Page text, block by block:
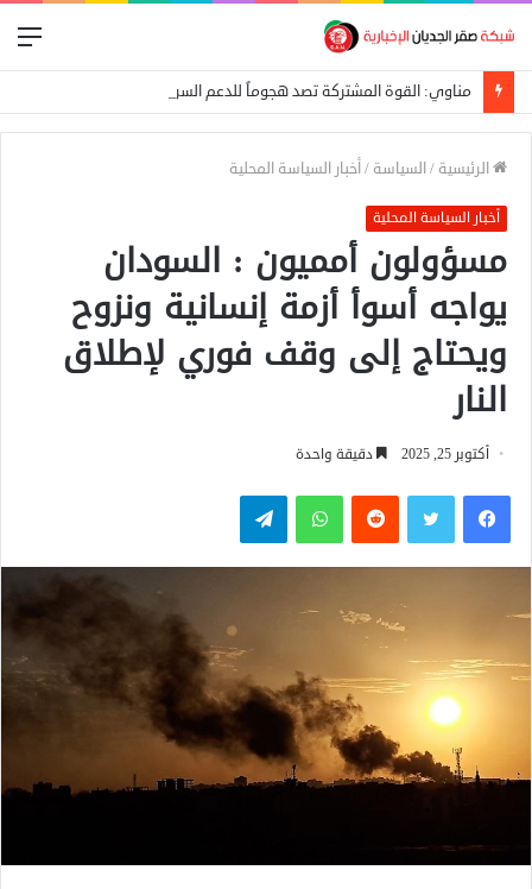
الرئيسية /السياسة /أخبار السياسة المحلية
أخبار السياسة المحلية
مسؤولون أمميون : السودان
يواجه أسوأ أزمة إنسانية ونزوح
ويحتاج إلى وقف فوري لإطلاق
النار
أكتوبر 25, 2025 دقيقة واحدة
فيسبوكتويتر واتساب تيلقرام